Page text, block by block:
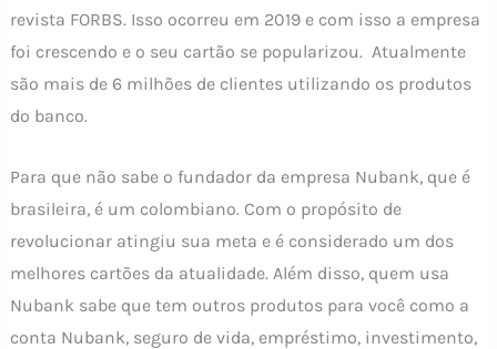
revista FORBS. Isso ocorreu em 2019 e com isso a empresa
foi crescendo e o seu cartão se popularizou. Atualmente
são mais de 6 milhões de clientes utilizando os produtos
do banco.
Para que não sabe o fundador da empresa Nubank, que é
brasileira, é um colombiano. Com o propósito de
revolucionar atingiu sua meta e é considerado um dos
melhores cartões da atualidade. Além disso, quem usa
Nubank sabe que tem outros produtos para você como a
conta Nubank, seguro de vida, empréstimo, investimento,